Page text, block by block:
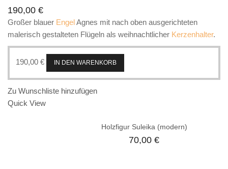
190,00 €
Großer blauer EngelAgnes mit nach oben ausgerichteten
malerisch gestalteten Flügeln als weihnachtlicher Kerzenhalter.
190,00 € IN DEN WARENKORB
Zu Wunschliste hinzufügen
Quick View
Holzfigur Suleika (modern)
70,00 €